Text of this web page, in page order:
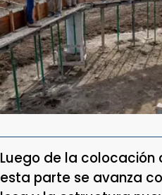
Luego de la colocación
esta parte se avanza